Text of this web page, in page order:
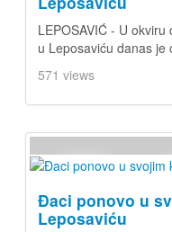
LEPOSAVIĆ - U
u Leposaviću danas je
571 views
Đaci ponovo u
Leposaviću